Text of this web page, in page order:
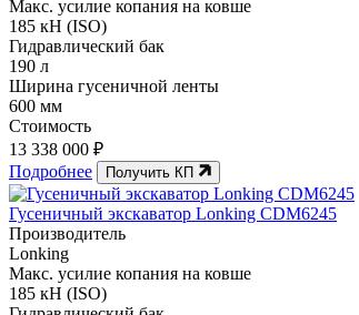
Макс. усилие копания на ковше
185 кН (ISO)
Гидравлический бак
190 л
Ширина гусеничной ленты
600 мм
Стоимость
13 338 000 ₽
Подробнее
Получить КП
Гусеничный экскаватор Lonking CDM6245
Производитель
Lonking
Макс. усилие копания на ковше
185 кН (ISO)